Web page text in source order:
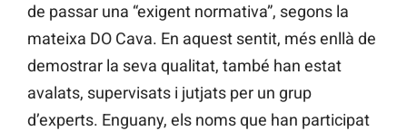
de passar una “exigent normativa”, segons la
mateixa DO Cava. En aquest sentit, més enllà de
demostrar la seva qualitat, també han estat
avalats, supervisats i jutjats per un grup
d’experts. Enguany, els noms que han participat